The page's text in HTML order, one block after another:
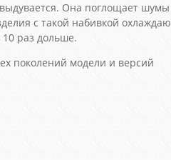
Она поглощает
с такой набивкой
раз дольше.
поколений модели и версий